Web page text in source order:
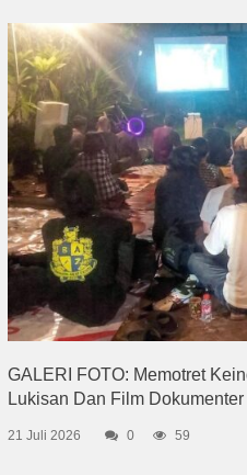
GALERI FOTO: Memotret
Lukisan Dan Film Dokumenter
21 Juli 2026 0 59